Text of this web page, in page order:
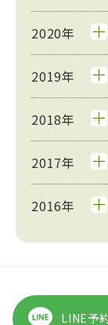
2020年
2019年
2018年
2017年
2016年
LINE予